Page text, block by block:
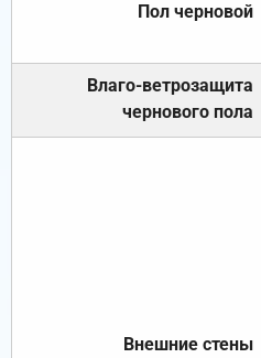
Пол черновой
Влаго-ветрозащита
чернового пола
Внешние стены